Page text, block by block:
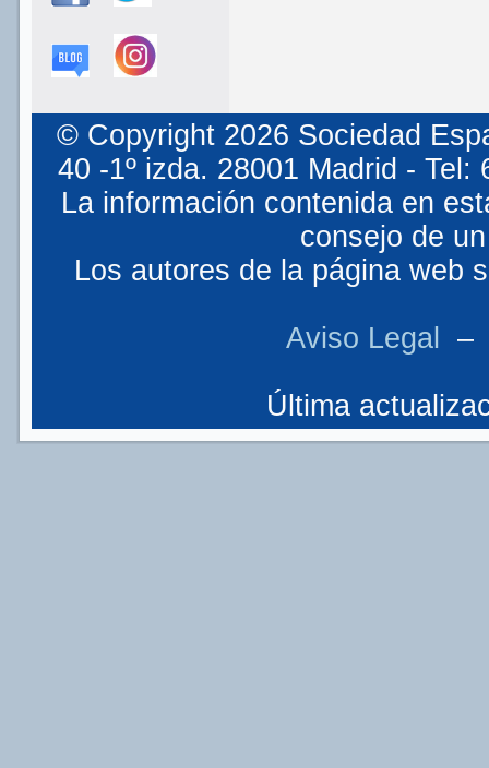
© Copyright 2026 Sociedad
40 -1º izda. 28001 Madrid -
La información contenida en
consejo de
Los autores de la página web
Aviso Legal
Última